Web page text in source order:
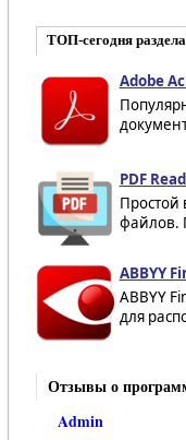
ТОП-сегодня
Adobe
PDF
Простой
файлов.
ABBYY
ABBYY
для
Отзывы о
Admin